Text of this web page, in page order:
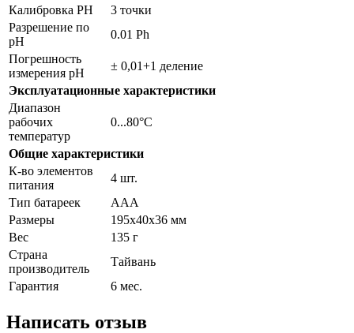
Калибровка PH
3 точки
Разрешение по
pH
0.01 Ph
Погрешность
измерения pH
± 0,01+1 деление
Эксплуатационные характеристики
Диапазон
рабочих
температур
0...80°C
Общие характеристики
К-во элементов
питания
4 шт.
Тип батареек
ААА
Размеры
195х40х36 мм
Вес
135 г
Страна
производитель
Тайвань
Гарантия
6 мес.
Написать отзыв